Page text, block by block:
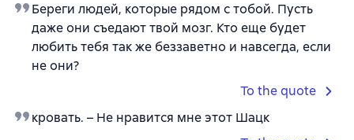
Береги людей, которые рядом с тобой. Пусть
даже они съедают твой мозг. Кто еще будет
любить тебя так же беззаветно и навсегда, если
не они?
To the quote
кровать. – Не нравится мне этот Шацк